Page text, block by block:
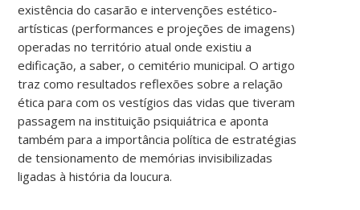
existência do casarão e intervenções estético-
artísticas (performances e projeções de imagens)
operadas no território atual onde existiu a
edificação, a saber, o cemitério municipal. O artigo
traz como resultados reflexões sobre a relação
ética para com os vestígios das vidas que tiveram
passagem na instituição psiquiátrica e aponta
também para a importância política de estratégias
de tensionamento de memórias invisibilizadas
ligadas à história da loucura.